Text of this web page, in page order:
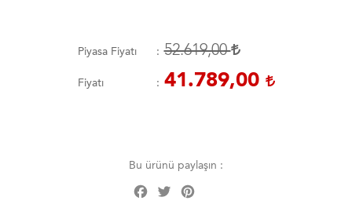
Piyasa Fiyatı 52.619,00
Fiyatı 41.789,00
Bu ürünü paylaşın :
Facebook
Twitter